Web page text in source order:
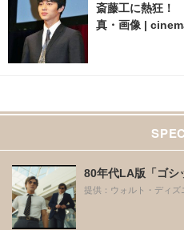
斎藤工に熱狂！
真・画像 |
80年代LA版「ゴシ
提供：ウォルト・ディズ